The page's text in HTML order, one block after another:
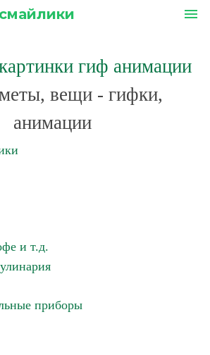
menu
гиф анимации
вещи - гифки,
анимации
и т.д.
приборы